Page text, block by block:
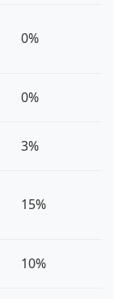
0%
0%
3%
15%
10%